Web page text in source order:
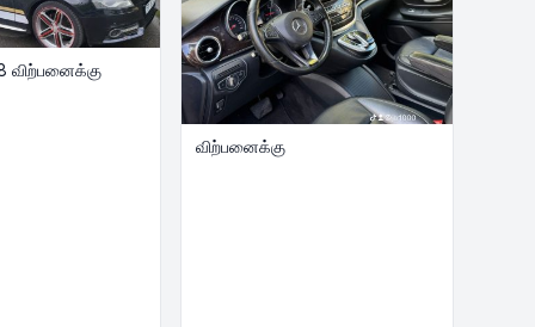
விற்பனைக்கு
விற்பனைக்கு